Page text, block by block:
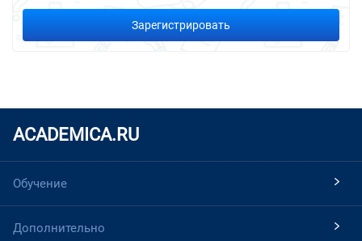
Зарегистрировать
ACADEMICA.RU
Обучение
Дополнительно